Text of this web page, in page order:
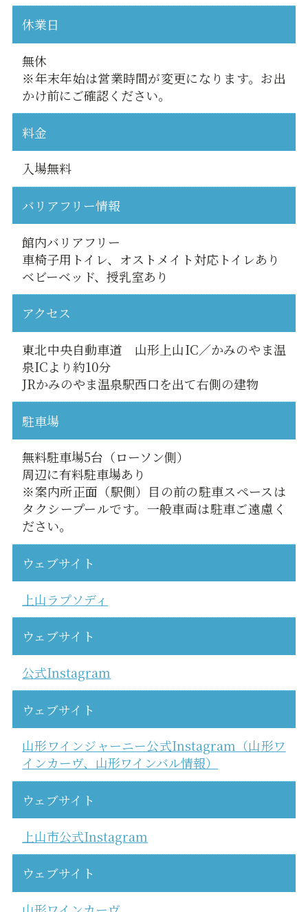
休業日
無休
※年末年始は営業時間が変更になります。お出
かけ前にご確認ください。
料金
入場無料
バリアフリー情報
館内バリアフリー
車椅子用トイレ、オストメイト対応トイレあり
ベビーベッド、授乳室あり
アクセス
東北中央自動車道 山形上山IC／かみのやま温
泉ICより約10分
JRかみのやま温泉駅西口を出て右側の建物
駐車場
無料駐車場5台（ローソン側）
周辺に有料駐車場あり
※案内所正面（駅側）目の前の駐車スペースは
タクシープールです。一般車両は駐車ご遠慮く
ださい。
ウェブサイト
上山ラプソディ
ウェブサイト
公式Instagram
ウェブサイト
山形ワインジャーニー公式Instagram（山形ワ
インカーヴ、山形ワインバル情報）
ウェブサイト
上山市公式Instagram
ウェブサイト